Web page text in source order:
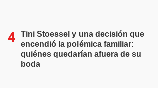
Tini Stoessel y una decisión que
encendió la polémica familiar:
quiénes quedarían afuera de su
boda